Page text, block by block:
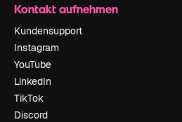
Kontakt aufnehmen
Kundensupport
Instagram
YouTube
LinkedIn
TikTok
Discord